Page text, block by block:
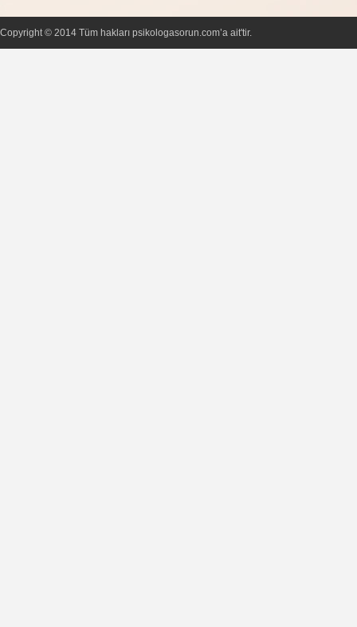
Copyright © 2014 Tüm hakları psikologasorun.com’a ait'tir.